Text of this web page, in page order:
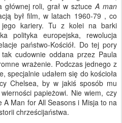
głównej roli, grał w sztuceA man
był film, w latach 1960-79 , co
jego kariery. Tu z kolei na barki
polityka europejska, rewolucja
państwo-Kościół. Do tej pory
cudownie oddana przez Paula
wrażenie. Podczas jednego z
specjalnie udałem się do kościoła
Chelsea, by w jakiś sposób mu
papieżowi. Nie wiem, czy
Man for All Seasons i Misja to na
chrześcijaństwa.